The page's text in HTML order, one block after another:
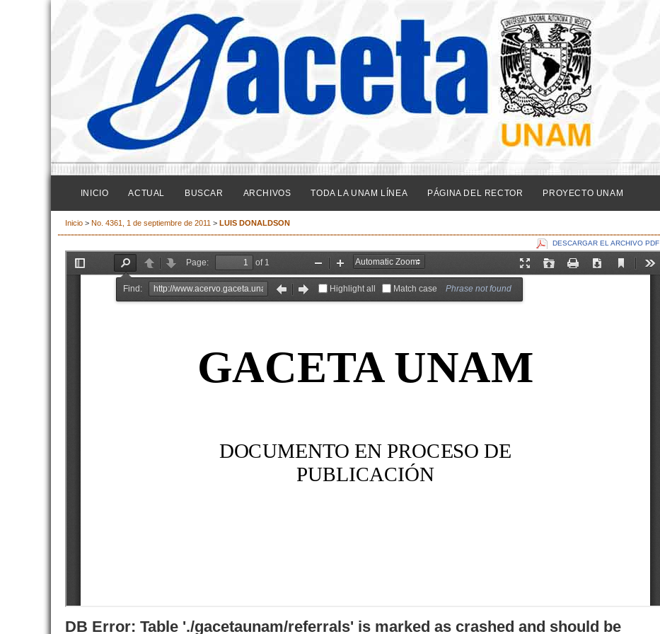
INICIO ACTUAL BUSCAR ARCHIVOS TODA LA UNAM LÍNEA PÁGINA DEL RECTOR PROYECTO UNAM
Inicio > No. 4361, 1 de septiembre de 2011 > LUIS DONALDSON
DESCARGAR EL ARCHIVO PDF
DB Error: Table './gacetaunam/referrals' is marked as crashed and should be